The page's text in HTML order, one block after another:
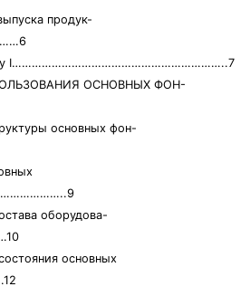
продук-
I………………………………………………………..7
ОСНОВНЫХ ФОН-
основных фон-
оборудова-
основных